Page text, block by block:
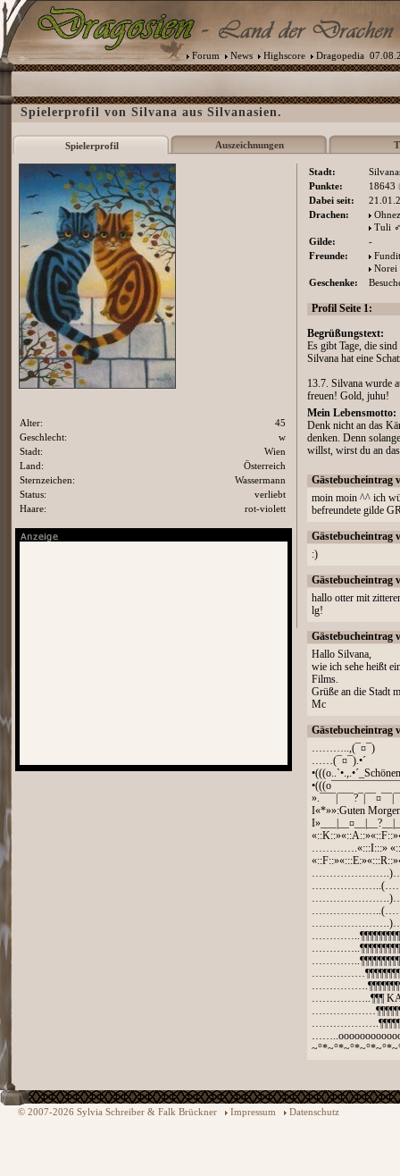
Forum News Highscore Dragopedia
Spielerprofil von Silvana aus Silvanasien.
Spielerprofil Auszeichnungen
Stadt:
Punkte:
18643
Dabei seit:
Drachen:
Tuli ♂
Gilde:
-
Freunde:
Norei
Geschenke:
Profil Seite 1:
Begrüßungstext:
Es gibt Tage, die
Silvana hat eine
13.7. Silvana wurde
freuen! Gold, juhu!
Mein Lebensmotto:
Denk nicht an das
denken. Denn
willst, wirst du an
Gästebucheintrag
moin moin ^^ ich
befreundete gilde
Gästebucheintrag
:)
Gästebucheintrag
hallo otter mit
lg!
Gästebucheintrag
Hallo Silvana,
wie ich sehe heißt
Films.
Grüße an die Stadt
Mc
Gästebucheintrag
………..,(¯¤¯)
……(¯¤¯).•´
I«*»»:Guten
………….«:::I:::»
……………..¶¶¶
Alter:
45
Geschlecht:
w
Stadt:
Wien
Land:
Österreich
Sternzeichen:
Wassermann
Status:
verliebt
Haare:
rot-violett
© 2007-2026 Sylvia Schreiber & Falk Brückner Impressum Datenschutz